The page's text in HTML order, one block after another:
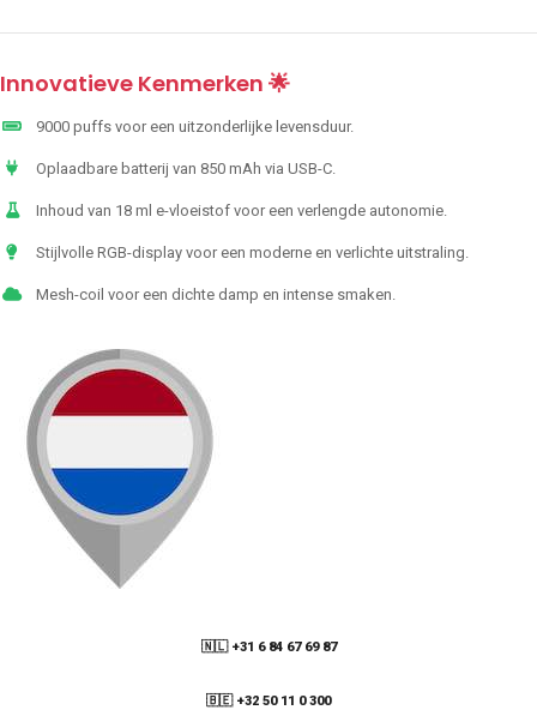
Innovatieve Kenmerken 🌟
9000 puffs voor een uitzonderlijke levensduur.
Oplaadbare batterij van 850 mAh via USB-C.
Inhoud van 18 ml e-vloeistof voor een verlengde autonomie.
Stijlvolle RGB-display voor een moderne en verlichte uitstraling.
Mesh-coil voor een dichte damp en intense smaken.
🇳🇱 +31 6 84 67 69 87
🇧🇪 +32 50 11 0 300